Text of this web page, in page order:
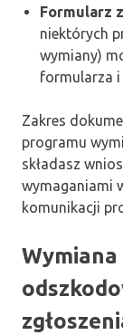
Formularz
niektórych
wymiany)
formularza i
Zakres
programu
składasz
wymaganiami
komunikacji